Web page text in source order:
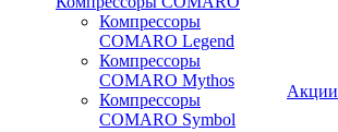
Компрессоры
COMARO Legend
Компрессоры
COMARO Mythos
Компрессоры
COMARO Symbol
Акции